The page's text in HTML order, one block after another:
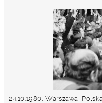
24.10.1980, Warszawa,